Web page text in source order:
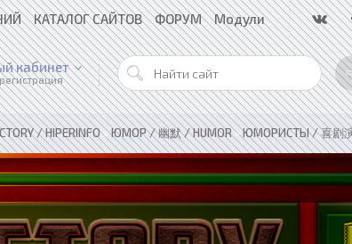
КАТАЛОГ САЙТОВ ФОРУМ Модули
кабинет
/ HIPERINFO»ЮМОР / 幽默 / HUMOR»ЮМОРИСТЫ / 喜剧演